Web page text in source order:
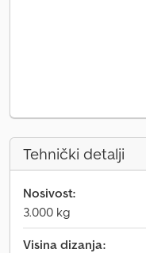
Tehnički detalji
Nosivost:
3.000 kg
Visina dizanja: